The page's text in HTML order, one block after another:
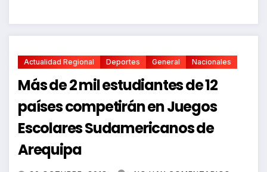
Actualidad Regional Deportes General Nacionales
Más de 2 mil estudiantes de 12
países competirán en Juegos
Escolares Sudamericanos de
Arequipa